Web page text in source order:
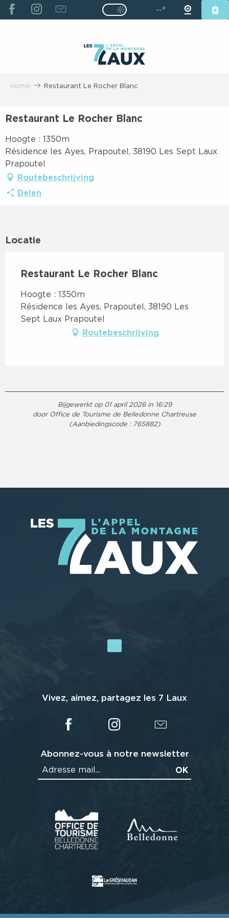
ALLER
AU
Page D’accueil Actuelle Été :
Page D’accueil Actuelle
--°
Home Restaurant Le Rocher Blanc
Restaurant Le Rocher Blanc
Hoogte : 1350m
Résidence les Ayes, Prapoutel, 38190 Les Sept Laux
Prapoutel
Routebeschrijving
Delen
Locatie
Restaurant Le Rocher Blanc
Hoogte : 1350m
Résidence les Ayes, Prapoutel, 38190 Les
Sept Laux Prapoutel
Routebeschrijving
Bijgewerkt op 01 april 2026 in 16:29
door Office de Tourisme de Belledonne Chartreuse
(Aanbiedingscode : 765882)
Vivez, aimez, partagez les 7 Laux
Abonnez-vous à notre newsletter